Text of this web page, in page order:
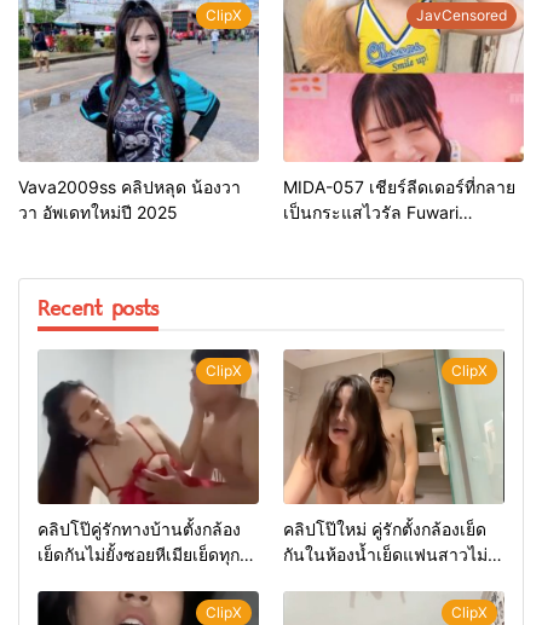
ClipX
Vava2009ss คลิปหลุด น้องวา
วา อัพเดทใหม่ปี 2025
JavCensored
MIDA-057 เชียร์ลีดเดอร์ที่กลาย
เป็นกระแสไวรัล Fuwari
Recent posts
ClipX
คลิปโป๊คู่รักทางบ้านตั้งกล้อง
เย็ดกันไม่ยั้งซอยหีเมียเย็ดทุก
ClipX
คลิปโป๊ใหม่ คู่รักตั้งกล้องเย็ด
กันในห้องน้ำเย็ดแฟนสาวไม่
ClipX ClipX